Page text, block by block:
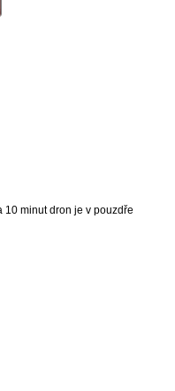
10 minut dron je v pouzdře